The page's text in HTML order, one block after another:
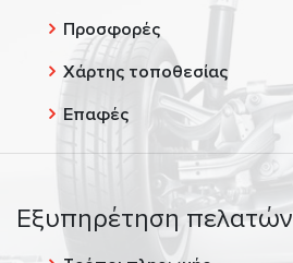
Προσφορές
Χάρτης τοποθεσίας
Επαφές
Εξυπηρέτηση πελατών